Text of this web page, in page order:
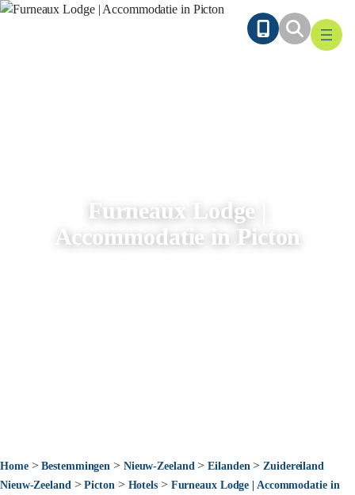
Ga
Furneaux Lodge |
Accommodatie in Picton
Home>Bestemmingen > Nieuw-Zeeland >Eilanden > Zuidereiland
Nieuw-Zeeland >Picton > Hotels> Furneaux Lodge | Accommodatie in